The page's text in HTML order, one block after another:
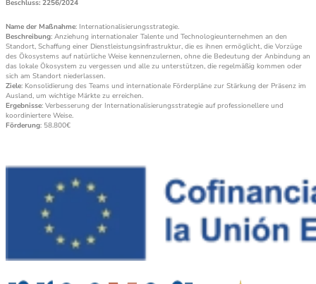
Beschluss: 2256/2024
Name der Maßnahme: Internationalisierungsstrategie.
Beschreibung: Anziehung internationaler Talente und Technologieunternehmen an den
Standort, Schaffung einer Dienstleistungsinfrastruktur, die es ihnen ermöglicht, die Vorzüge
des Ökosystems auf natürliche Weise kennenzulernen, ohne die Bedeutung der Anbindung an
das lokale Ökosystem zu vergessen und alle zu unterstützen, die regelmäßig kommen oder
sich am Standort niederlassen.
Ziele: Konsolidierung des Teams und internationale Förderpläne zur Stärkung der Präsenz im
Ausland, um wichtige Märkte zu erreichen.
Ergebnisse: Verbesserung der Internationalisierungsstrategie auf professionellere und
koordiniertere Weise.
Förderung: 58.800€